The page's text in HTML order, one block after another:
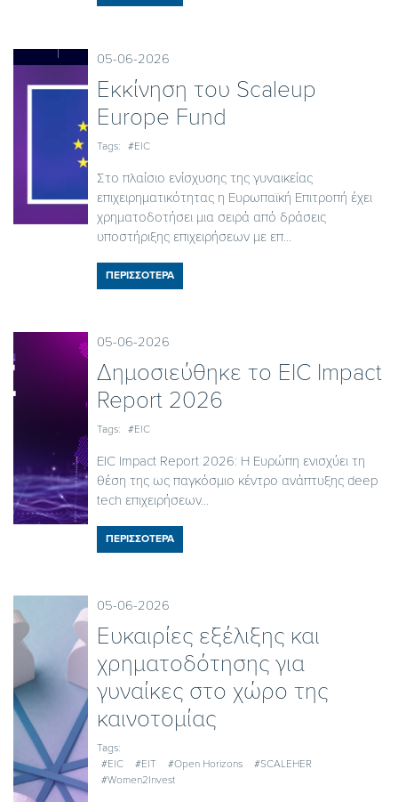
05-06-2026
Εκκίνηση του Scaleup
Europe Fund
Tags: #EIC
Στο πλαίσιο ενίσχυσης της γυναικείας
επιχειρηματικότητας η Ευρωπαϊκή Επιτροπή έχει
χρηματοδοτήσει μια σειρά από δράσεις
υποστήριξης επιχειρήσεων με επ...
ΠΕΡΙΣΣΟΤΕΡΑ
05-06-2026
Δημοσιεύθηκε το EIC Ιmpact
Report 2026
Tags: #EIC
EIC Impact Report 2026: Η Ευρώπη ενισχύει τη
θέση της ως παγκόσμιο κέντρο ανάπτυξης deep
tech επιχειρήσεων...
ΠΕΡΙΣΣΟΤΕΡΑ
05-06-2026
Ευκαιρίες εξέλιξης και
χρηματοδότησης για
γυναίκες στο χώρο της
καινοτομίας
Tags:
#EIC
#EIT #Open Horizons
#SCALEHER
#Women2Invest